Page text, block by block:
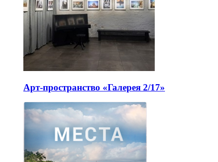
Арт-пространство «Галерея 2/17»